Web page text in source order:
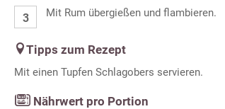
Mit Rum übergießen und flambieren.
Tipps zum Rezept
Mit einen Tupfen Schlagobers servieren.
Nährwert pro Portion